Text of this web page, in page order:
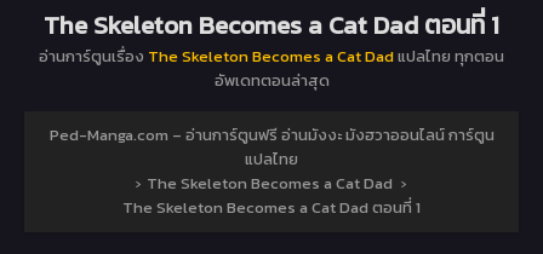
The Skeleton Becomes a Cat Dad ตอนที่ 1
อ่านการ์ตูนเรื่อง The Skeleton Becomes a Cat Dadแปลไทย ทุกตอน
อัพเดทตอนล่าสุด
Ped-Manga.com – อ่านการ์ตูนฟรี อ่านมังงะ มังฮวาออนไลน์ การ์ตูน
แปลไทย
› The Skeleton Becomes a Cat Dad ›
The Skeleton Becomes a Cat Dad ตอนที่ 1